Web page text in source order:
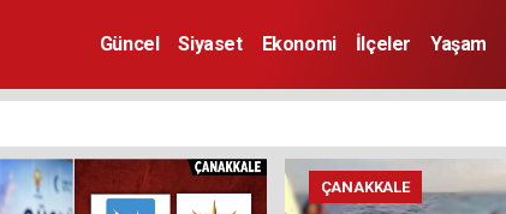
Güncel Siyaset Ekonomi İlçeler Yaşam
ÇANAKKALE